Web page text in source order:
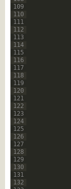
109
110
111
112
113
114
115
116
117
118
119
120
121
122
123
124
125
126
127
128
129
130
131
132